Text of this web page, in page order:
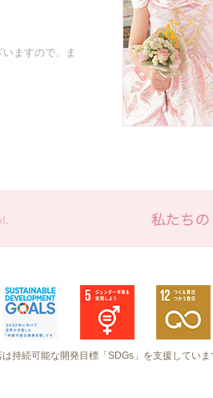
ますので、ま
は持続可能な開発目標「SDGs」を支援していま